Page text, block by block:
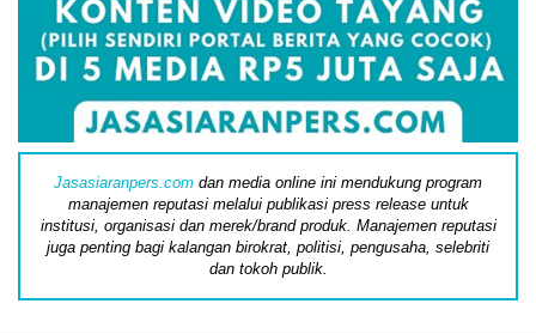
Jasasiaranpers.com dan media online ini mendukung program
manajemen reputasi melalui publikasi press release untuk
institusi, organisasi dan merek/brand produk. Manajemen reputasi
juga penting bagi kalangan birokrat, politisi, pengusaha, selebriti
dan tokoh publik.